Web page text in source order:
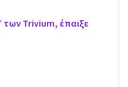
των Trivium, έπαιξε